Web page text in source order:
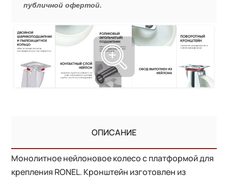
публичной офертой.
ОПИСАНИЕ
Монолитное нейлоновое колесо с платформой для
крепления RONEL. Кронштейн изготовлен из